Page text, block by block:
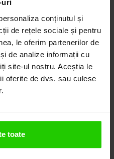
uri
conținutul și
de rețele sociale și pentru
le oferim partenerilor de
de analize informații cu
site-ul nostru. Aceștia le
oferite de dvs. sau culese
toate
de top pentru bijuterii
măiestrie și pasiune.